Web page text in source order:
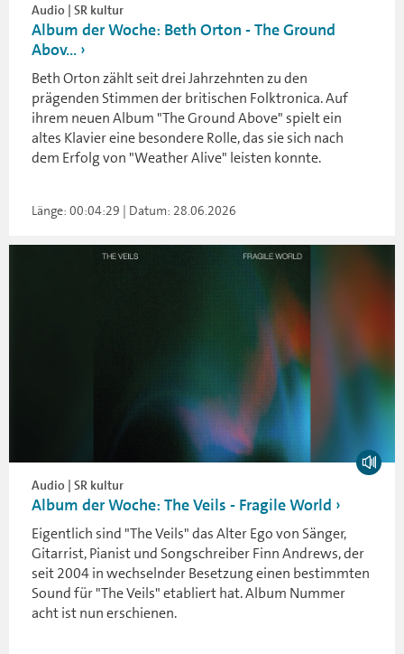
Audio | SR kultur
Album der Woche: Beth Orton - The Ground
Abov...
Beth Orton zählt seit drei Jahrzehnten zu den
prägenden Stimmen der britischen Folktronica. Auf
ihrem neuen Album "The Ground Above" spielt ein
altes Klavier eine besondere Rolle, das sie sich nach
dem Erfolg von "Weather Alive" leisten konnte.
Länge: 00:04:29 | Datum: 28.06.2026
Audio | SR kultur
Album der Woche: The Veils - Fragile World
Eigentlich sind "The Veils" das Alter Ego von Sänger,
Gitarrist, Pianist und Songschreiber Finn Andrews, der
seit 2004 in wechselnder Besetzung einen bestimmten
Sound für "The Veils" etabliert hat. Album Nummer
acht ist nun erschienen.